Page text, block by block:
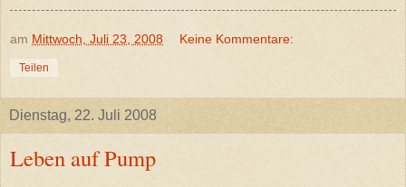
am Mittwoch, Juli 23, 2008 Keine Kommentare:
Teilen
Dienstag, 22. Juli 2008
Leben auf Pump